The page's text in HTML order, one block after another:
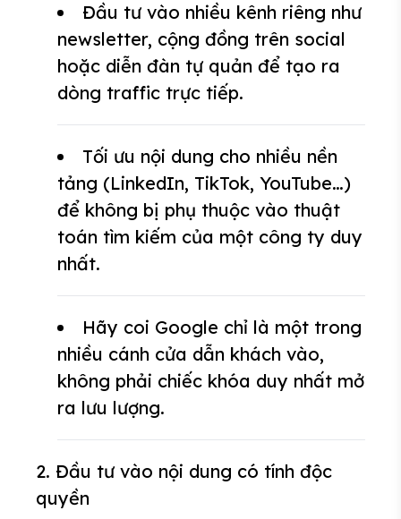
Đầu tư vào nhiều kênh riêng như
newsletter, cộng đồng trên social
hoặc diễn đàn tự quản để tạo ra
dòng traffic trực tiếp.
Tối ưu nội dung cho nhiều nền
tảng (LinkedIn, TikTok, YouTube…)
để không bị phụ thuộc vào thuật
toán tìm kiếm của một công ty duy
nhất.
Hãy coi Google chỉ là một trong
nhiều cánh cửa dẫn khách vào,
không phải chiếc khóa duy nhất mở
ra lưu lượng.
2. Đầu tư vào nội dung có tính độc
quyền